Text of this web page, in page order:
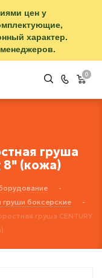
цен у
характер.
0
груша
8" (кожа)
-
боксерские
-
груша CENTURY